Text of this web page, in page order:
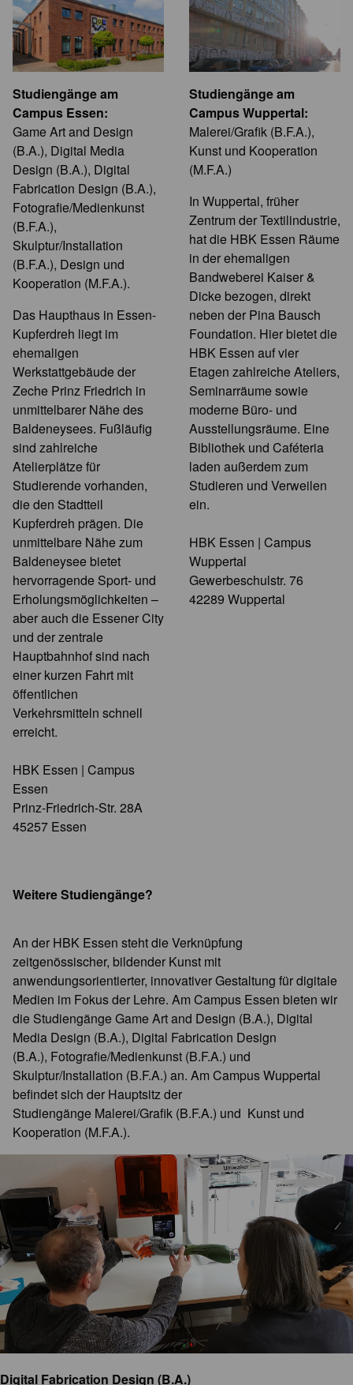
Studiengänge am
Campus Essen:
Game Art and Design
(B.A.), Digital Media
Design (B.A.), Digital
Fabrication Design (B.A.),
Fotografie/Medienkunst
(B.F.A.),
Skulptur/Installation
(B.F.A.), Design und
Kooperation (M.F.A.).
Das Haupthaus in Essen-
Kupferdreh liegt im
ehemaligen
Werkstattgebäude der
Zeche Prinz Friedrich in
unmittelbarer Nähe des
Baldeneysees. Fußläufig
sind zahlreiche
Atelierplätze für
Studierende vorhanden,
die den Stadtteil
Kupferdreh prägen. Die
unmittelbare Nähe zum
Baldeneysee bietet
hervorragende Sport- und
Erholungsmöglichkeiten –
aber auch die Essener City
und der zentrale
Hauptbahnhof sind nach
einer kurzen Fahrt mit
öffentlichen
Verkehrsmitteln schnell
erreicht.
HBK Essen | Campus
Essen
Prinz-Friedrich-Str. 28A
45257 Essen
Studiengänge am
Campus Wuppertal:
Malerei/Grafik (B.F.A.),
Kunst und Kooperation
(M.F.A.)
In Wuppertal, früher
Zentrum der Textilindustrie,
hat die HBK Essen Räume
in der ehemaligen
Bandweberei Kaiser &
Dicke bezogen, direkt
neben der Pina Bausch
Foundation. Hier bietet die
HBK Essen auf vier
Etagen zahlreiche Ateliers,
Seminarräume sowie
moderne Büro- und
Ausstellungsräume. Eine
Bibliothek und Caféteria
laden außerdem zum
Studieren und Verweilen
ein.
HBK Essen | Campus
Wuppertal
Gewerbeschulstr. 76
42289 Wuppertal
Weitere Studiengänge?
An der HBK Essen steht die Verknüpfung
zeitgenössischer, bildender Kunst mit
anwendungsorientierter, innovativer Gestaltung für digitale
Medien im Fokus der Lehre. Am Campus Essen bieten wir
die Studiengänge Game Art and Design (B.A.), Digital
Media Design (B.A.), Digital Fabrication Design
(B.A.), Fotografie/Medienkunst (B.F.A.) und
Skulptur/Installation (B.F.A.) an. Am Campus Wuppertal
befindet sich der Hauptsitz der
Studiengänge Malerei/Grafik (B.F.A.) und Kunst und
Kooperation (M.F.A.).
Digital Fabrication Design (B.A.)